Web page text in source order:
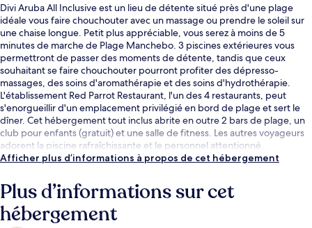
Divi Aruba All Inclusive est un lieu de détente situé près d'une plage
idéale vous faire chouchouter avec un massage ou prendre le soleil sur
une chaise longue. Petit plus appréciable, vous serez à moins de 5
minutes de marche de Plage Manchebo. 3 piscines extérieures vous
permettront de passer des moments de détente, tandis que ceux
souhaitant se faire chouchouter pourront profiter des dépresso-
massages, des soins d'aromathérapie et des soins d'hydrothérapie.
L'établissement Red Parrot Restaurant, l'un des 4 restaurants, peut
s'enorgueillir d'un emplacement privilégié en bord de plage et sert le
dîner. Cet hébergement tout inclus abrite en outre 2 bars de plage, un
club pour enfants (gratuit) et une salle de fitness. Les autres voyageurs
adorent la piscine rafraîchissante et le personnel attentionné.
Afficher plus d’informations à propos de cet hébergement
Plus d’informations sur cet
hébergement